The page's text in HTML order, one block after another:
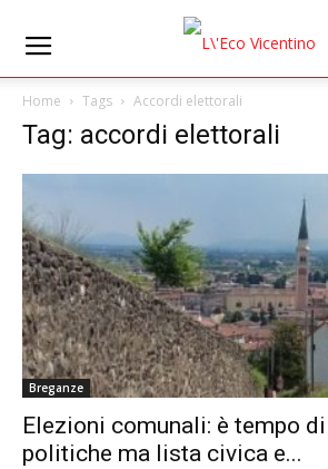
Home Tags Accordi elettorali
Tag: accordi elettorali
Breganze
Elezioni comunali: è tempo
politiche ma lista civica e...